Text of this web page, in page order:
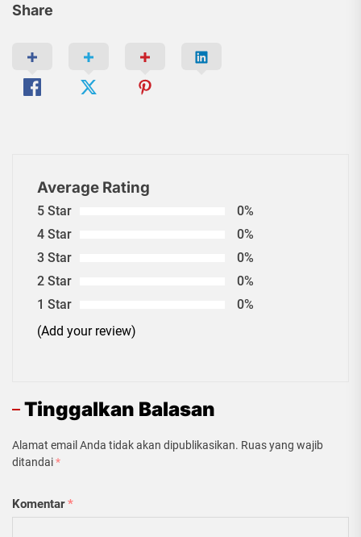
Share
Average Rating
5 Star
0%
4 Star
0%
3 Star
0%
2 Star
0%
1 Star
0%
(Add your review)
Tinggalkan Balasan
Alamat email Anda tidak akan dipublikasikan. Ruas yang wajib
ditandai*
Komentar*